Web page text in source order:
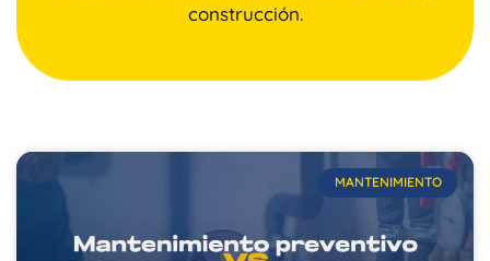
construcción.
MANTENIMIENTO